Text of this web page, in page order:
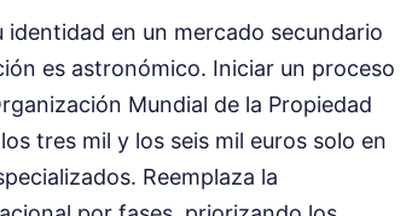
en un mercado secundario
es astronómico. Iniciar un proceso
Mundial de la Propiedad
tres mil y los seis mil euros solo en
Reemplaza la